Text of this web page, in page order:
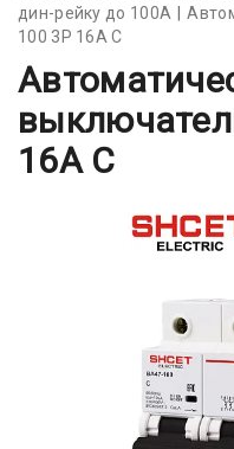
дин-рейку до 100А
100 3Р 16А C
16А C